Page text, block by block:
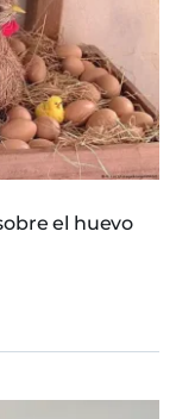
el huevo